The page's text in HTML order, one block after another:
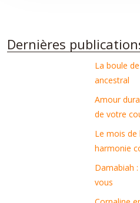
Dernières
La boule
ancestral
Amour
de votre
Le mois de
harmonie
Damabiah
vous